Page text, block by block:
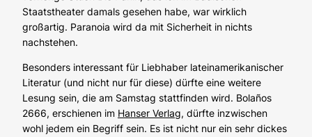
Staatstheater damals gesehen habe, war wirklich
großartig. Paranoia wird da mit Sicherheit in nichts
nachstehen.
Besonders interessant für Liebhaber lateinamerikanischer
Literatur (und nicht nur für diese) dürfte eine weitere
Lesung sein, die am Samstag stattfinden wird. Bolaños
2666, erschienen im Hanser Verlag, dürfte inzwischen
wohl jedem ein Begriff sein. Es ist nicht nur ein sehr dickes